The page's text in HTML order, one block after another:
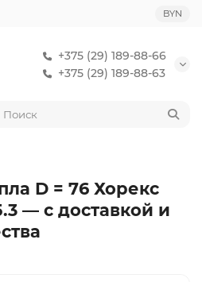
BYN
+375 (29) 189-88-66
+375 (29) 189-88-63
D = 76 Хорекс
— с доставкой и